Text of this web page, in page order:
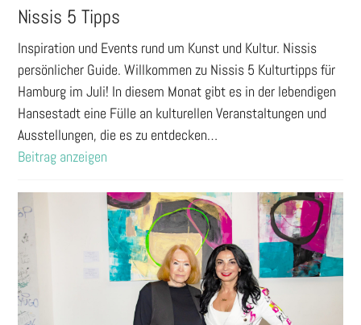
Nissis 5 Tipps
Inspiration und Events rund um Kunst und Kultur. Nissis
persönlicher Guide. Willkommen zu Nissis 5 Kulturtipps für
Hamburg im Juli! In diesem Monat gibt es in der lebendigen
Hansestadt eine Fülle an kulturellen Veranstaltungen und
Ausstellungen, die es zu entdecken…
Beitrag anzeigen